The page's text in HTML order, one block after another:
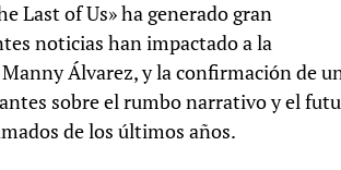
Last of Us» ha generado gran
noticias han impactado a la
Álvarez, y la confirmación de
sobre el rumbo narrativo y el
de los últimos años.